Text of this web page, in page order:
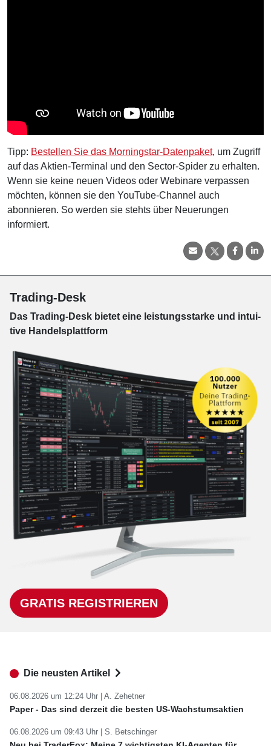
Tipp: Bestellen Sie das Morningstar-Datenpaket, um Zugriff
auf das Aktien-Terminal und den Sector-Spider zu erhalten.
Wenn sie keine neuen Videos oder Webinare verpassen
möchten, können sie den YouTube-Channel auch
abonnieren. So werden sie stehts über Neuerungen
informiert.
Trading-Desk
Das Trading-Desk bie­tet eine leis­tungs­star­ke und in­tui­
tive Han­dels­platt­form
GRATIS REGISTRIEREN
Die neusten Artikel
06.08.2026 um 12:24 Uhr | A. Zehetner
Paper - Das sind derzeit die besten US-Wachstumsaktien
06.08.2026 um 09:43 Uhr | S. Betschinger